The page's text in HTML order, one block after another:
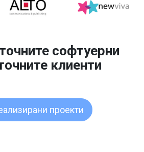
софтуерни
клиенти
проекти